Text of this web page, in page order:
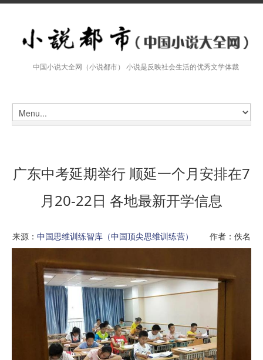
中国小说大全网（小说都市） 小说是反映社会生活的优秀文学体裁
广东中考延期举行 顺延一个月安排在7
月20-22日 各地最新开学信息
来源： 中国思维训练智库（中国顶尖思维训练营） 作者：佚名